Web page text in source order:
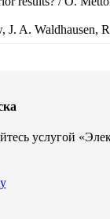
A. Waldhausen,
услугой